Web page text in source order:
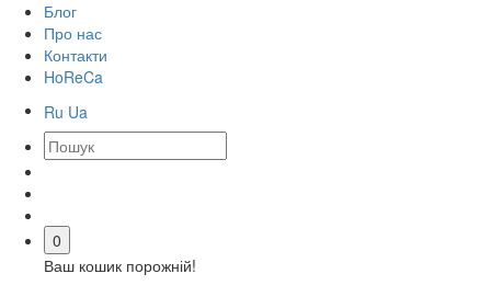
Блог
Про нас
Контакти
HoReCa
Ru Ua
0
Ваш кошик порожній!